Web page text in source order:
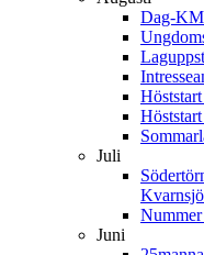
Dag-KM
Juli
Juni